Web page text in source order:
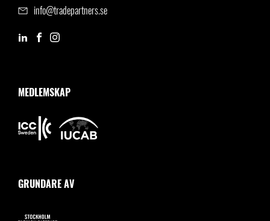
info@tradepartners.se
MEDLEMSKAP
GRUNDARE AV